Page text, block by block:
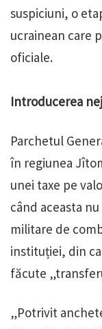
suspiciuni, o
ucrainean care
oficiale.
Introducerea
Parchetul
în regiunea
unei taxe pe
când aceasta
militare de
instituției, din
făcute
„Potrivit